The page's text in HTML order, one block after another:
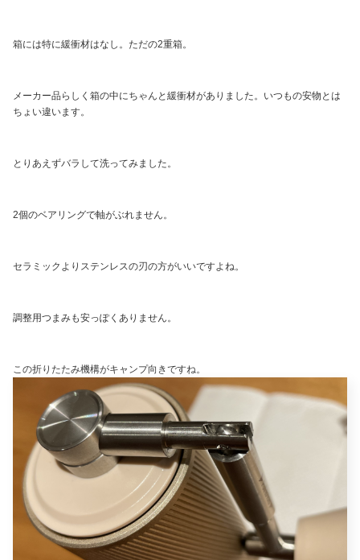
箱には特に緩衝材はなし。ただの2重箱。
メーカー品らしく箱の中にちゃんと緩衝材がありました。いつもの安物とは
ちょい違います。
とりあえずバラして洗ってみました。
2個のベアリングで軸がぶれません。
セラミックよりステンレスの刃の方がいいですよね。
調整用つまみも安っぽくありません。
この折りたたみ機構がキャンプ向きですね。